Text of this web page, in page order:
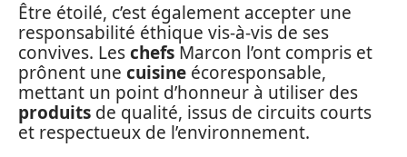
Être étoilé, c’est également accepter une
responsabilité éthique vis-à-vis de ses
convives. Leschefs Marcon l’ont compris et
prônent une cuisine écoresponsable,
mettant un point d’honneur à utiliser des
produits de qualité, issus de circuits courts
et respectueux de l’environnement.